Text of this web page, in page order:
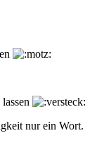
nur ein Wort.